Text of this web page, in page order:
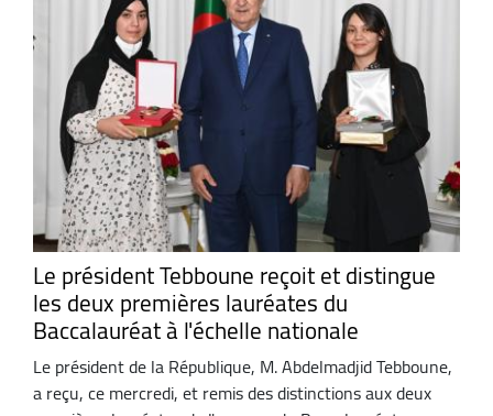
Le président Tebboune reçoit et distingue
les deux premières lauréates du
Baccalauréat à l'échelle nationale
Le président de la République, M. Abdelmadjid Tebboune,
a reçu, ce mercredi, et remis des distinctions aux deux